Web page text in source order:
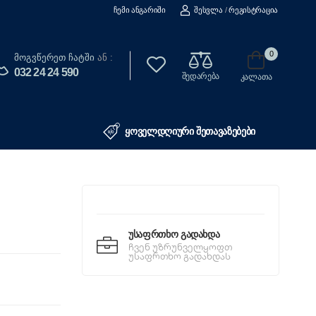
Ჩემი Ანგარიში Შესვლა / Რეგისტრაცია
Მოგვწერეთ Ჩატში ან :
032 24 24 590 შედარება
0
კალათა
ყოველდღიური შეთავაზებები
Უსაფრთხო Გადახდა
ჩვენ უზრუნველყოფთ
უსაფრთხო გადახდას